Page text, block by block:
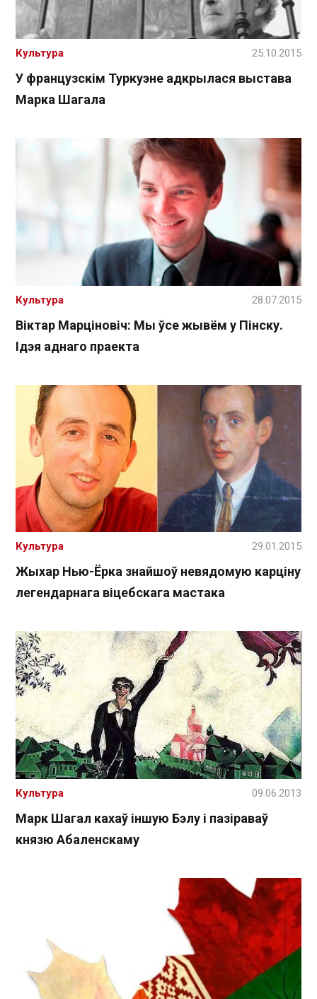
У французскім Туркуэне адкрылася выстава
Марка Шагала
Культура 25.10.2015
Віктар Марціновіч: Мы ўсе жывём у Пінску.
Ідэя аднаго праекта
Культура 28.07.2015
Жыхар Нью-Ёрка знайшоў невядомую карціну
легендарнага віцебскага мастака
Культура 29.01.2015
Марк Шагал кахаў іншую Бэлу і пазіраваў
князю Абаленскаму
Культура 09.06.2013